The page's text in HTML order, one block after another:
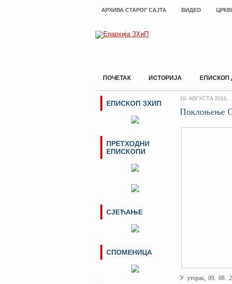
АРХИВА СТАРОГ САЈТА ВИДЕО
ПОЧЕТАК ИСТОРИЈА ЕПИСКОП
18. АВГУСТА 2016.
Поклоњење
У уторак, 09. 08.
ЕПИСКОП ЗХИП
ПРЕТХОДНИ
ЕПИСКОПИ
СЈЕЋАЊЕ
СПОМЕНИЦА